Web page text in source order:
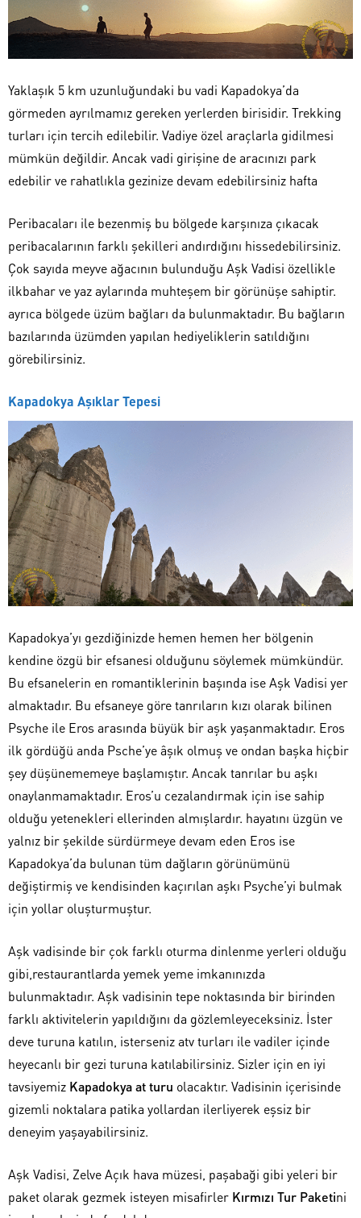
Yaklaşık 5 km uzunluğundaki bu vadi Kapadokya’da
görmeden ayrılmamız gereken yerlerden birisidir. Trekking
turları için tercih edilebilir. Vadiye özel araçlarla gidilmesi
mümkün değildir. Ancak vadi girişine de aracınızı park
edebilir ve rahatlıkla gezinize devam edebilirsiniz hafta
Peribacaları ile bezenmiş bu bölgede karşınıza çıkacak
peribacalarının farklı şekilleri andırdığını hissedebilirsiniz.
Çok sayıda meyve ağacının bulunduğu Aşk Vadisi özellikle
ilkbahar ve yaz aylarında muhteşem bir görünüşe sahiptir.
ayrıca bölgede üzüm bağları da bulunmaktadır. Bu bağların
bazılarında üzümden yapılan hediyeliklerin satıldığını
görebilirsiniz.
Kapadokya Aşıklar Tepesi
Kapadokya’yı gezdiğinizde hemen hemen her bölgenin
kendine özgü bir efsanesi olduğunu söylemek mümkündür.
Bu efsanelerin en romantiklerinin başında ise Aşk Vadisi yer
almaktadır. Bu efsaneye göre tanrıların kızı olarak bilinen
Psyche ile Eros arasında büyük bir aşk yaşanmaktadır. Eros
ilk gördüğü anda Psche’ye âşık olmuş ve ondan başka hiçbir
şey düşünememeye başlamıştır. Ancak tanrılar bu aşkı
onaylanmamaktadır. Eros’u cezalandırmak için ise sahip
olduğu yetenekleri ellerinden almışlardır. hayatını üzgün ve
yalnız bir şekilde sürdürmeye devam eden Eros ise
Kapadokya’da bulunan tüm dağların görünümünü
değiştirmiş ve kendisinden kaçırılan aşkı Psyche’yi bulmak
için yollar oluşturmuştur.
Aşk vadisinde bir çok farklı oturma dinlenme yerleri olduğu
gibi,restaurantlarda yemek yeme imkanınızda
bulunmaktadır. Aşk vadisinin tepe noktasında bir birinden
farklı aktivitelerin yapıldığını da gözlemleyeceksiniz. İster
deve turuna katılın, isterseniz atv turları ile vadiler içinde
heyecanlı bir gezi turuna katılabilirsiniz. Sizler için en iyi
tavsiyemiz Kapadokya at turu olacaktır. Vadisinin içerisinde
gizemli noktalara patika yollardan ilerliyerek eşsiz bir
deneyim yaşayabilirsiniz.
Aşk Vadisi, Zelve Açık hava müzesi, paşabaği gibi yeleri bir
paket olarak gezmek isteyen misafirler Kırmızı Tur Paketini